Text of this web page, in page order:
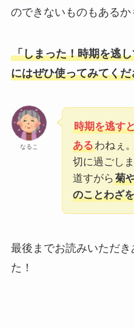
のできないものもあるか
「しまった！時期を逃
にはぜひ使ってみてくだ
なるこ
時期を逃す
あるわねぇ
切に過ごし
道すがら 菊
のことわざ
最後までお読みいただ
た！